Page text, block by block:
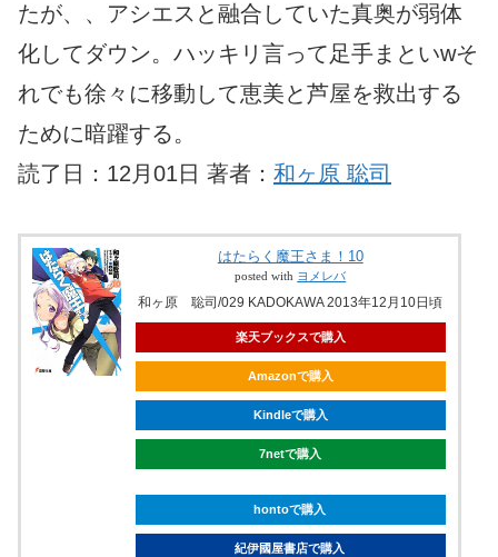
たが、、アシエスと融合していた真奥が弱体
化してダウン。ハッキリ言って足手まといwそ
れでも徐々に移動して恵美と芦屋を救出する
ために暗躍する。
読了日：12月01日 著者： 和ヶ原 聡司
はたらく魔王さま！10
posted with ヨメレバ
和ヶ原 聡司/029 KADOKAWA 2013年12月10日頃
楽天ブックスで購入
Amazonで購入
Kindleで購入
7netで購入
hontoで購入
紀伊國屋書店で購入